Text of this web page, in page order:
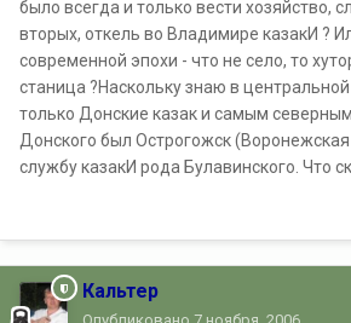
было всегда и только вести хозяйство,
вторых, откель во Владимире казакИ ?
современной эпохи - что не село, то
станица ?Наскольку знаю в
только Донские казак и самым
Донского был Острогожск
службу казакИ рода Булавинского. Что
Кальтер